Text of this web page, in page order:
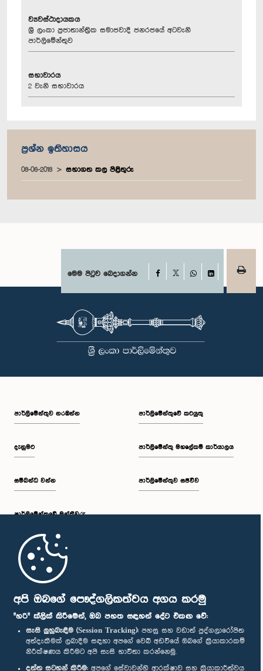
අපි ඔබගේ පෞද්ගලිකත්වය අගය කරමු
"හරි" ක්ලික් කිරීමෙන්, ඔබ පහත සඳහන් දේට එකඟ වේ:
සැසි ලුහුබැඳීම (Session Tracking): පහසු සහ වඩාත් පුද්ගලාරෝපිත
අත්දැකීමක් ලබාදීම සඳහා අපගේ වෙබ් අඩවියේ ඔබගේ ක්‍රියාකාරකම්
නිරීක්ෂණය කිරීමට අපි සැසි භාවිතා කරන්නෙමු.
දත්ත සටහන් කිරීම: අපගේ සේවාවන්හි ආරක්ෂාව සහ ක්‍රියාකාරීත්වය
ව්‍යවස්ථාදායකය
ශ්‍රී ලංකා ප්‍රජාතාන්ත්‍රික සමාජවාදී ජනරජයේ අටවැනි
පාර්ලිමේන්තුව
සභාවාරය
2 වැනි සභාවාරය
ප්‍රශ්න ඉතිහාසය
08-06-2018 සභාගත කල පිළිතුරු
මෙම පිටුව බෙදාගන්න Facebook
WhatsAppLinkedIn
පාර්ලි‌මේන්තුව නරඹන්න
දැනුමට
සම්බන්ධ වන්න
පාර්ලි‌මේන්තුවේ මන්ත්‍රීවරු
මුල් පිටුව
පාර්ලිමේන්තුවේ කටයුතු
පාර්ලිමේන්තු මහලේකම් කාර්යාලය
පාර්ලිමේන්තුව සජීවීව
පාර්ලිමේන්තු ජංගම යෙදුම
අප හා සම්බන්ධ වී සිටින්න :